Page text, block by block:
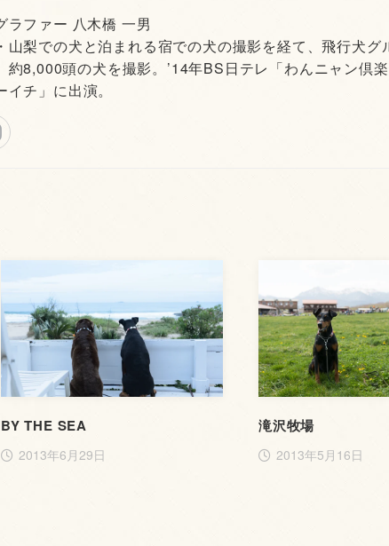
ラファー 八木橋 一男
山梨での犬と泊まれる宿での犬の撮影を経て、飛行犬グ
約8,000頭の犬を撮影。’14年BS日テレ「わんニャン倶
チ」に出演。
BY THE SEA
2013年6月29日
滝沢牧場
2013年5月16日